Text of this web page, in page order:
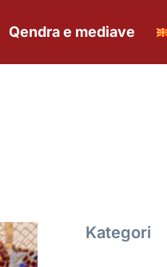
Qendra e mediave
Kategori